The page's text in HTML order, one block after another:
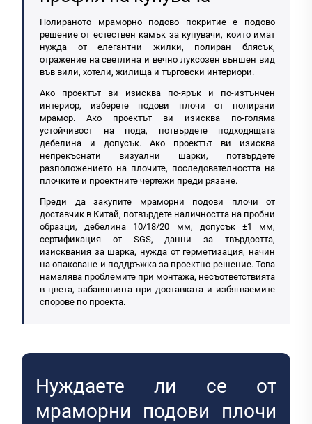
Полираното мраморно подово покритие е подово
решение от естествен камък за купувачи, които имат
нужда от елегантни жилки, полиран блясък,
отражение на светлина и вечно луксозен външен вид
във вили, хотели, жилища и търговски интериори.
Ако проектът ви изисква по-ярък и по-изтънчен
интериор, изберете подови плочи от полирани
мрамор. Ако проектът ви изисква по-голяма
устойчивост на пода, потвърдете подходящата
дебелина и допусък. Ако проектът ви изисква
непрекъснати визуални шарки, потвърдете
разположението на плочите, последователността на
плочките и проектните чертежи преди рязане.
Преди да закупите мраморни подови плочи от
доставчик в Китай, потвърдете наличността на пробни
образци, дебелина 10/18/20 мм, допусък ±1 мм,
сертификация от SGS, данни за твърдостта,
изисквания за шарка, нужда от герметизация, начин
на опаковане и поддръжка за проектно решение. Това
намалява проблемите при монтажа, несъответствията
в цвета, забавянията при доставката и избягваемите
спорове по проекта.
Нуждаете ли се от
мраморни подови плочи